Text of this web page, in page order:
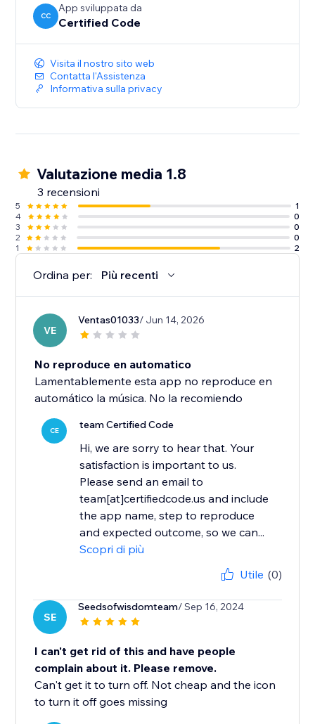
CC
App sviluppata da
Certified Code
Visita il nostro sito web
Contatta l'Assistenza
Informativa sulla privacy
Valutazione media 1.8
3 recensioni
5
1
4
0
3
0
2
0
1
2
Ordina per: Più recenti
VE
Ventas01033/ Jun 14, 2026
No reproduce en automatico
Lamentablemente esta app no reproduce en
automático la música. No la recomiendo
CE team Certified Code
Hi, we are sorry to hear that. Your
satisfaction is important to us.
Please send an email to
team[at]certifiedcode.us and include
the app name, step to reproduce
and expected outcome, so we can...
Scopri di più
Utile (0)
SE
Seedsofwisdomteam/ Sep 16, 2024
I can't get rid of this and have people
complain about it. Please remove.
Can't get it to turn off. Not cheap and the icon
to turn it off goes missing